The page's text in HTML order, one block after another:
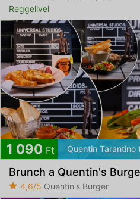
Reggelivel
1 090 Ft Quentin
Brunch a Quentin's
4,6/5 Quentin's Burger